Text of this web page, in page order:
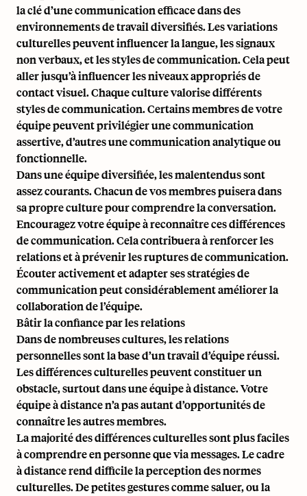
la clé d’une communication efficace dans des
environnements de travail diversifiés. Les variations
culturelles peuvent influencer la langue, les signaux
non verbaux, et les styles de communication. Cela peut
aller jusqu’à influencerles niveaux appropriés de
contact visuel. Chaque culture valorise différents
styles de communication. Certains membres de votre
équipe peuvent privilégier une communication
assertive, d’autres une communication analytique ou
fonctionnelle.
Dans une équipe diversifiée, les malentendus sont
assez courants. Chacun de vos membres puisera dans
sa propre culture pour comprendre la conversation.
Encouragez votre équipe à reconnaître ces différences
de communication. Cela contribuera à renforcer les
relations et à prévenir les ruptures de communication.
Écouter activement et adapter ses stratégies de
communication peut considérablement améliorer la
collaboration de l’équipe.
Bâtir la confiance par les relations
Dans de nombreuses cultures, les relations
personnelles sont la base d’un travail d’équipe réussi.
Les différences culturelles peuvent constituer un
obstacle, surtout dans une équipe à distance. Votre
équipe à distance n’a pas autant d’opportunités de
connaître les autres membres.
La majorité des différences culturelles sont plus faciles
à comprendre en personne que via messages. Le cadre
à distance rend difficile la perception des normes
culturelles. De petites gestures comme saluer, ou la